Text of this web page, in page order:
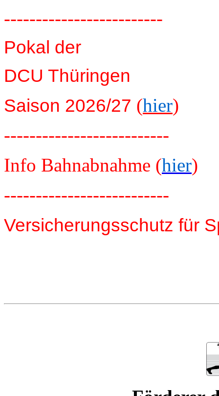
-------------------------
Pokal der
DCU Thüringen
Saison 2026/27 (hier)
--------------------------
Info Bahnabnahme (hier)
--------------------------
Versicherungsschutz für